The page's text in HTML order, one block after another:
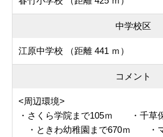
中学校区
江原中学校 （距離 441 ｍ）
コメント
<周辺環境>
・さくら学院まで105ｍ ・千草
・ときわ幼稚園まで670ｍ ・マ